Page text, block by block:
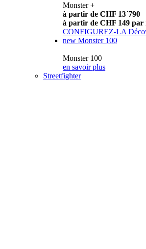
Monster +
à partir de CHF 13´790
à partir de CHF 149 par
CONFIGUREZ-LA
new Monster 100
Monster 100
en savoir plus
Streetfighter